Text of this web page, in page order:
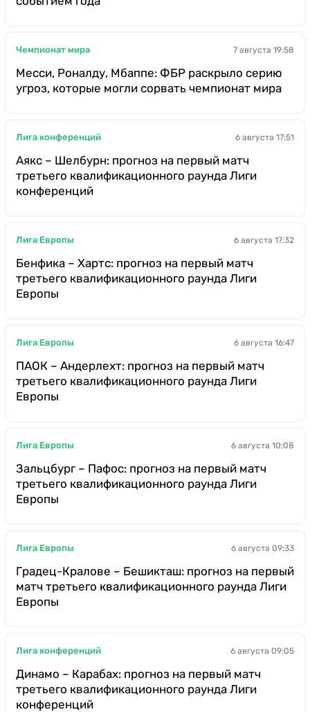
Чемпионат мира 7 августа 19:58
Месси, Роналду, Мбаппе: ФБР раскрыло серию
угроз, которые могли сорвать чемпионат мира
Лига конференций 6 августа 17:51
Аякс – Шелбурн: прогноз на первый матч
третьего квалификационного раунда Лиги
конференций
Лига Европы 6 августа 17:32
Бенфика – Хартс: прогноз на первый матч
третьего квалификационного раунда Лиги
Европы
Лига Европы 6 августа 16:47
ПАОК – Андерлехт: прогноз на первый матч
третьего квалификационного раунда Лиги
Европы
Лига Европы 6 августа 10:08
Зальцбург – Пафос: прогноз на первый матч
третьего квалификационного раунда Лиги
Европы
Лига Европы 6 августа 09:33
Градец-Кралове – Бешикташ: прогноз на первый
матч третьего квалификационного раунда Лиги
Европы
Лига конференций 6 августа 09:05
Динамо – Карабах: прогноз на первый матч
третьего квалификационного раунда Лиги
конференций